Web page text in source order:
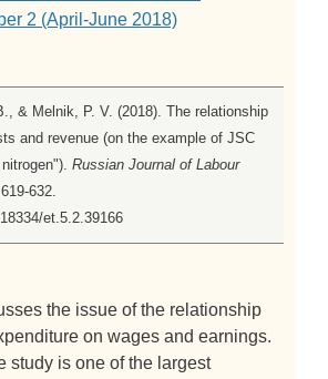
2 (April-June 2018)
& Melnik, P. V. (2018). The relationship
and revenue (on the example of JSC
Russian Journal of Labour
632.
et.5.2.39166
the issue of the relationship
on wages and earnings.
study is one of the largest